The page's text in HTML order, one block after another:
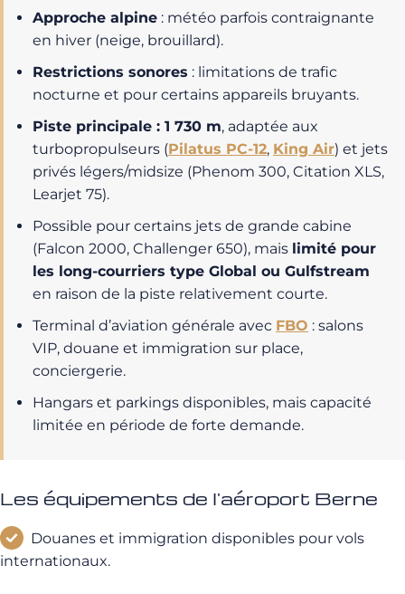
Approche alpine : météo parfois contraignante
en hiver (neige, brouillard).
Restrictions sonores : limitations de trafic
nocturne et pour certains appareils bruyants.
Piste principale : 1 730 m, adaptée aux
turbopropulseurs (Pilatus PC-12, King Air) et jets
privés légers/midsize (Phenom 300, Citation XLS,
Learjet 75).
Possible pour certains jets de grande cabine
(Falcon 2000, Challenger 650), mais limité pour
les long-courriers type Global ou Gulfstream
en raison de la piste relativement courte.
Terminal d’aviation générale avec FBO : salons
VIP, douane et immigration sur place,
conciergerie.
Hangars et parkings disponibles, mais capacité
limitée en période de forte demande.
Les équipements de l'aéroport Berne
Douanes et immigration disponibles pour vols
internationaux.